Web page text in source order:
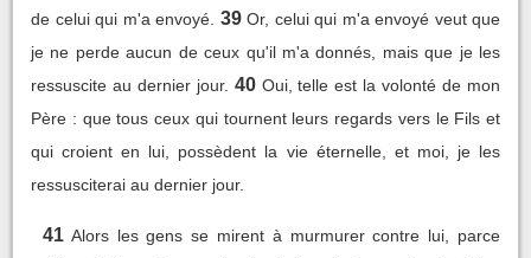
de celui qui m'a envoyé. 39 Or, celui qui m'a envoyé veut que
je ne perde aucun de ceux qu'il m'a donnés, mais que je les
ressuscite au dernier jour. 40 Oui, telle est la volonté de mon
Père : que tous ceux qui tournent leurs regards vers le Fils et
qui croient en lui, possèdent la vie éternelle, et moi, je les
ressusciterai au dernier jour.
41 Alors les gens se mirent à murmurer contre lui, parce